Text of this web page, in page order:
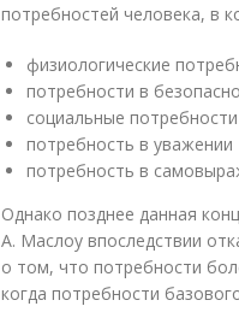
потребностей человека, в
физиологические
потребности в
социальные потребности
потребность в уважении
потребность в
Однако позднее данная
А. Маслоу впоследствии
о том, что потребности
когда потребности